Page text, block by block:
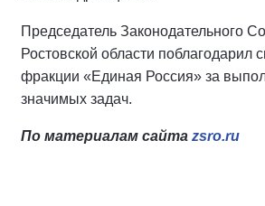
Председатель Законодательного
Ростовской области поблагодарил
фракции «Единая Россия» за
значимых задач.
По материалам сайта zsro.ru